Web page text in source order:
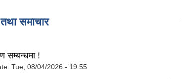
समाचार
सम्बन्धमा !
Tue, 08/04/2026 - 19:55